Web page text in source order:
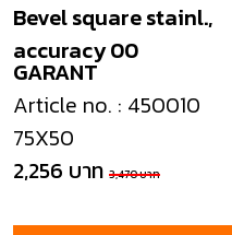
GARANT
Bevel square stainl.,
accuracy 00
Article no. : 450010
75X50
2,256 บาท 3,470 บาท